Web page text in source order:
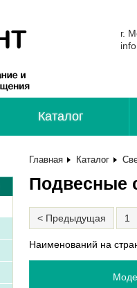
г.
Каталог
Главная Каталог
Подвесные
< Предыдущая 1
Наименований на